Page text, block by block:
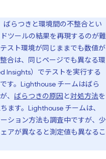
らつきと環境間の不整合とい
ツールの結果を再現するのが難
スト環境が同じままでも数値が
合は、同じページでも異なる環
Insights）でテストを実行する
す。Lighthouse チームはばら
、 ばらつきの原因 と対処方法を
ます。Lighthouse チームは、
ション方法も調査中ですが、少
アが異なると測定値も異なるこ